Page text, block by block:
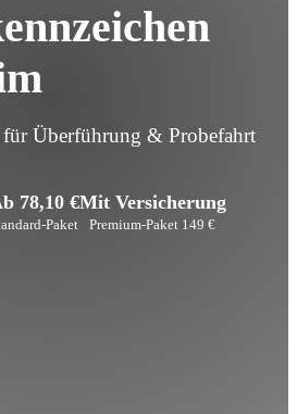
für Überführung & Probefahrt
78,10 €
Paket
Mit Versicherung
Premium-Paket 149 €